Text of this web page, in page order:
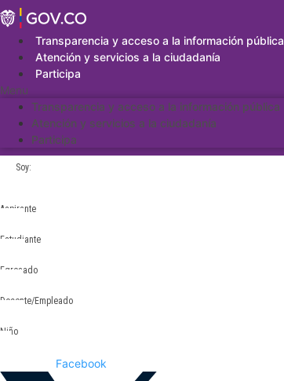
Saltar
al
contenidoTransparencia y acceso a la información pública
Atención y servicios a la ciudadanía
Participa
Menu
Transparencia y acceso a la información pública
Atención y servicios a la ciudadanía
Participa
Soy:
Aspirante
Estudiante
Egresado
Docente/Empleado
Niño
Facebook